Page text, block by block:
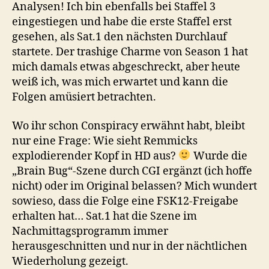
Analysen! Ich bin ebenfalls bei Staffel 3
eingestiegen und habe die erste Staffel erst
gesehen, als Sat.1 den nächsten Durchlauf
startete. Der trashige Charme von Season 1 hat
mich damals etwas abgeschreckt, aber heute
weiß ich, was mich erwartet und kann die
Folgen amüsiert betrachten.
Wo ihr schon Conspiracy erwähnt habt, bleibt
nur eine Frage: Wie sieht Remmicks
explodierender Kopf in HD aus?
Wurde die
„Brain Bug“-Szene durch CGI ergänzt (ich hoffe
nicht) oder im Original belassen? Mich wundert
sowieso, dass die Folge eine FSK12-Freigabe
erhalten hat… Sat.1 hat die Szene im
Nachmittagsprogramm immer
herausgeschnitten und nur in der nächtlichen
Wiederholung gezeigt.